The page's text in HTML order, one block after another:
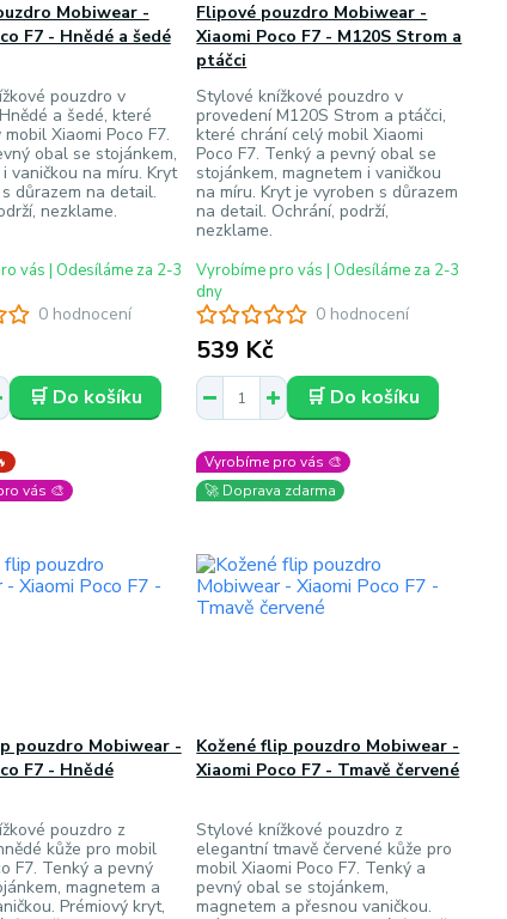
0 hodnocení
Mobiwear -
F7 - Hnědé a šedé
pouzdro v
a šedé, které
Xiaomi Poco F7.
obal se stojánkem,
vaničkou na míru. Kryt
důrazem na detail.
nezklame.
vás | Odesíláme za 2-3
🛒 Do košíku
0 hodnocení
Flipové pouzdro Mobiwear -
Xiaomi Poco F7 - M120S Strom a
ptáčci
Stylové knížkové pouzdro v
provedení M120S Strom a ptáčci,
které chrání celý mobil Xiaomi
Poco F7. Tenký a pevný obal se
stojánkem, magnetem i vaničkou
na míru. Kryt je vyroben s důrazem
na detail. Ochrání, podrží,
nezklame.
539 Kč
Vyrobíme pro vás | Odesíláme za 2-3
dny
🛒 Do košíku
vás 🎨
pouzdro Mobiwear -
F7 - Hnědé
pouzdro z
kůže pro mobil
F7. Tenký a pevný
magnetem a
Prémiový kryt,
Vyrobíme pro vás 🎨
🚀 Doprava zdarma
Kožené flip pouzdro Mobiwear -
Xiaomi Poco F7 - Tmavě červené
Stylové knížkové pouzdro z
elegantní tmavě červené kůže pro
mobil Xiaomi Poco F7. Tenký a
pevný obal se stojánkem,
magnetem a přesnou vaničkou.